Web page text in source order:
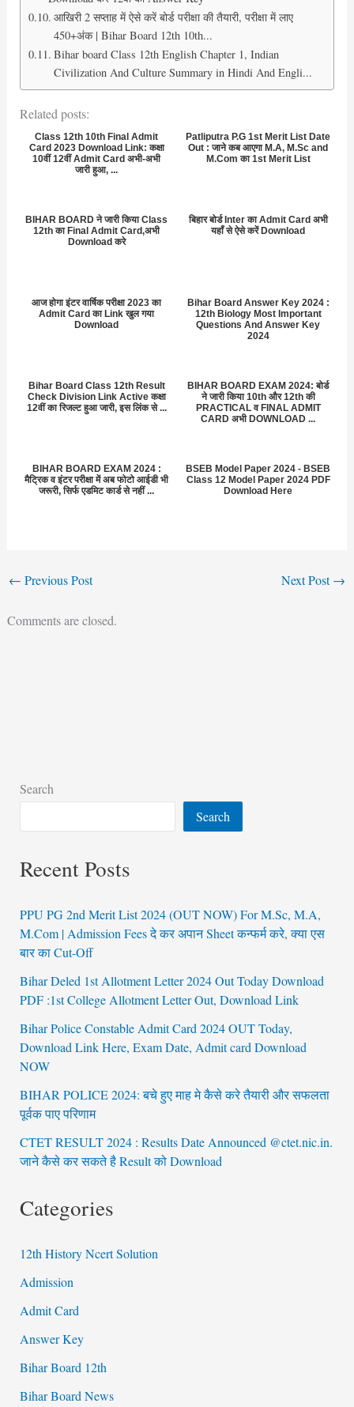
आखिरी 2 सप्ताह में ऐसे करें बोर्ड परीक्षा की तैयारी, परीक्षा में लाए
450+अंक | Bihar Board 12th 10th...
Bihar board Class 12th English Chapter 1, Indian
Civilization And Culture Summary in Hindi And Engli...
Related posts:
Class 12th 10th Final Admit
Card 2023 Download Link: कक्षा
10वीं 12वीं Admit Card अभी-अभी
जारी हुआ, ...
Patliputra P.G 1st Merit List Date
Out : जाने कब आएगा M.A, M.Sc and
M.Com का 1st Merit List
BIHAR BOARD ने जारी किया Class
12th का Final Admit Card,अभी
Download करे
बिहार बोर्ड Inter का Admit Card अभी
यहाँ से ऐसे करें Download
आज होगा इंटर वार्षिक परीक्षा 2023 का
Admit Card का Link खुल गया
Download
Bihar Board Answer Key 2024 :
12th Biology Most Important
Questions And Answer Key
2024
Bihar Board Class 12th Result
Check Division Link Active कक्षा
12वीं का रिजल्ट हुआ जारी, इस लिंक से ...
BIHAR BOARD EXAM 2024: बोर्ड
ने जारी किया 10th और 12th की
PRACTICAL व FINAL ADMIT
CARD अभी DOWNLOAD ...
BIHAR BOARD EXAM 2024 :
मैट्रिक व इंटर परीक्षा में अब फोटो आईडी भी
जरूरी, सिर्फ एडमिट कार्ड से नहीं ...
BSEB Model Paper 2024 - BSEB
Class 12 Model Paper 2024 PDF
Download Here
← Previous Post Next Post→
Comments are closed.
Search
Search
Recent Posts
PPU PG 2nd Merit List 2024 (OUT NOW) For M.Sc, M.A,
M.Com | Admission Fees दे कर अपान Sheet कन्फर्म करे, क्या एस
बार का Cut-Off
Bihar Deled 1st Allotment Letter 2024 Out Today Download
PDF :1st College Allotment Letter Out, Download Link
Bihar Police Constable Admit Card 2024 OUT Today,
Download Link Here, Exam Date, Admit card Download
NOW
BIHAR POLICE 2024: बचे हुए माह मे कैसे करे तैयारी और सफलता
पूर्वक पाए परिणाम
CTET RESULT 2024 : Results Date Announced @ctet.nic.in.
जाने कैसे कर सकते है Result को Download
Categories
12th History Ncert Solution
Admission
Admit Card
Answer Key
Bihar Board 12th
Bihar Board News